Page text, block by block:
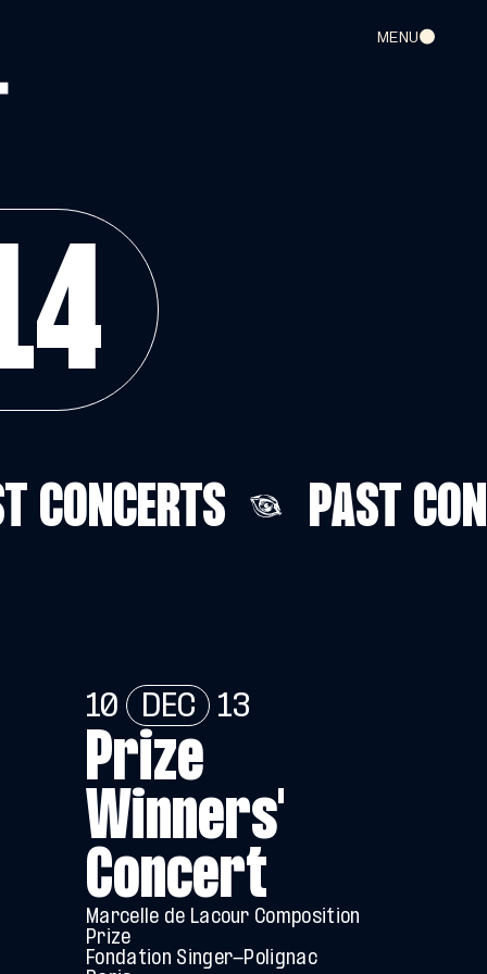
MENU
PAST
10 DEC 13
Prize
Winners'
Concert
Marcelle de Lacour Composition
Prize
Fondation Singer-Polignac